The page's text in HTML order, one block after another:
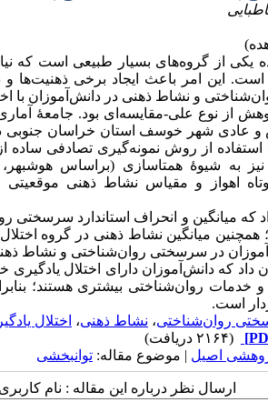
یکی از گروه‌های بسیار طبیعی‌ است که
این امر باعث ایجاد برخی ذهنیت‌ها
و نشاط ذهنی در دانش‌آموزان با
از نوع علی-مقایسه‌ای بود. جامعهٔ
به شیوهٔ همتاسازی (براساس
اهواز و مقیاس نشاط ذهنی
در سرسختی روان‌شناختی و نشاط ذهنی
و خدمات روان‌شناختی بیشتری هستند؛
است.
روان‌شناختی، نشاط ذهنی، اختلال
(۲۱۶۴ دریافت)
اصیل | موضوع مقاله: توانبخشی
ارسال نظر درباره این مقاله : نام